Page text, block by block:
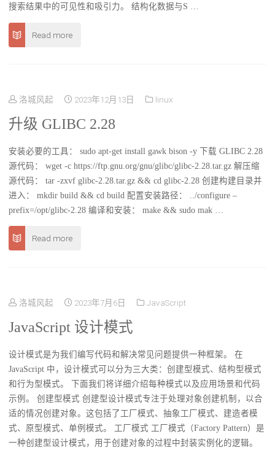
搜索结果中的可见性和吸引力。 结构化数据与S …
Read more
洛城风起 2023年12月13日 linux
升级 GLIBC 2.28
安装必要的工具： sudo apt-get install gawk bison -y 下载 GLIBC 2.28
源代码： wget -c https://ftp.gnu.org/gnu/glibc/glibc-2.28.tar.gz 解压缩
源代码： tar -zxvf glibc-2.28.tar.gz && cd glibc-2.28 创建构建目录并
进入： mkdir build && cd build 配置安装路径： ../configure –
prefix=/opt/glibc-2.28 编译和安装： make && sudo mak …
Read more
洛城风起 2023年7月6日 JavaScript
JavaScript 设计模式
设计模式是为我们编写代码和解决常见问题提供一种框架。 在
JavaScript 中，设计模式可以分为三大类：创建型模式、结构型模式
和行为型模式。 下面我们将详细介绍每种模式以及应用场景和代码
示例。 创建型模式 创建型设计模式专注于处理对象创建机制，以合
适的情况创建对象。这包括了工厂模式、抽象工厂模式、建造者模
式、原型模式、单例模式。 工厂模式 工厂模式（Factory Pattern）是
一种创建型设计模式，用于创建对象的过程中封装实例化的逻辑。